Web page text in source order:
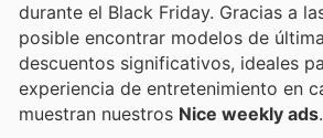
durante el Black Friday. Gracias a
posible encontrar modelos de
descuentos significativos, ideales
experiencia de entretenimiento en
muestran nuestros Nice weekly ads.